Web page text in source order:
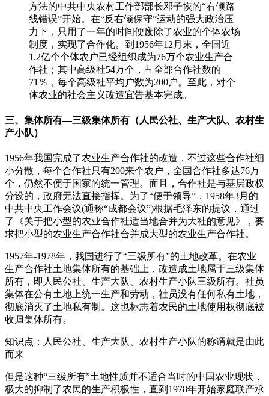
方法的中共中央农村工作部部长邓子恢的“右倾路
线错误”开始。在“反右倾保守”运动的强大政治压
力下，只用了一年的时间便废除了农业的个体农场
制度，实现了合作化。到1956年12月末，全国近
1.2亿个个体农户已经组织成为76万个农业生产合
作社；其中高级社54万个，占全部合作社数的
71％，每个高级社平均户数为200户。至此，对个
体农业的社会主义改造宜告基本完成。
三、集体所有—三级集体所有（人民公社、生产大队、农村生
产小队）
1956年我国完成了农业生产合作社的改造，不过这些合作社细
小分散，每个合作社只有200来个农户，全国合作社多达76万
个，仍然不便于国家的统一管理。面且，合作社是与基层政权
分设的，政府无法直接指挥。为了“便于领导”，1958年3月的
中共中央工作会议(通称“成都会议”)根据毛泽东的提议，通过
了《关于把小型的农业合作社适当地合并为大社的意见》，要
求把小型的农业生产合作社合并成大型的农业生产合作社。
1957年-1978年，我国进行了“三级所有”的土地改革。在农业
生产合作社土地集体所有的基础上，改造成土地属于三级集体
所有，即人民公社、生产大队、农村生产小队三级所有。社员
集体在公有土地上统一生产和劳动，社员没有任何私有土地，
彻底消灭了土地私有制。这也标志着农民的土地使用权彻底被
收归集体所有。
知识点：人民公社、生产大队、农村生产小队的称谓就是由此
而来
但是这种“三级所有”土地性质并不适合当时的中国农业现状，
极大的抑制了农民的生产积极性，直到1978年开始家庭联产承